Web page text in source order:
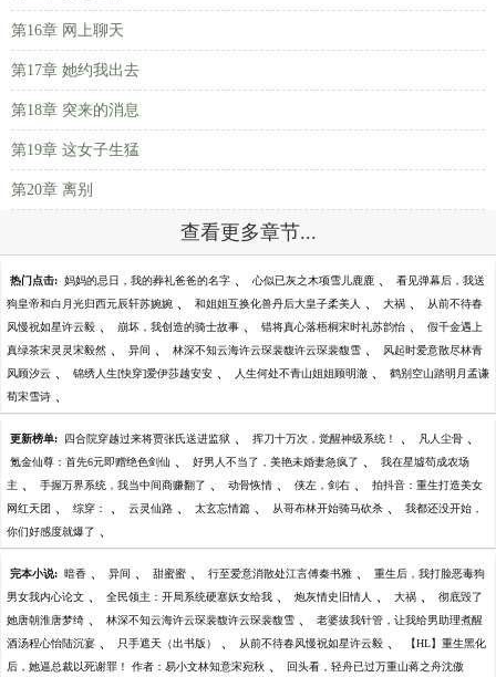
第16章 网上聊天
第17章 她约我出去
第18章 突来的消息
第19章 这女子生猛
第20章 离别
查看更多章节...
热门点击: 妈妈的忌日，我的葬礼爸爸的名字 、 心似已灰之木项雪儿鹿鹿 、 看见弹幕后，我送
狗皇帝和白月光归西元辰轩苏婉婉 、 和姐姐互换化兽丹后大皇子柔美人 、 大祸 、 从前不待春
风慢祝如星许云毅 、 崩坏，我创造的骑士故事 、 错将真心落梧桐宋时礼苏韵怡 、 假千金遇上
真绿茶宋灵灵宋毅然 、 异间 、 林深不知云海许云琛裴馥许云琛裴馥雪 、 风起时爱意散尽林青
风顾汐云 、 锦绣人生[快穿]爱伊莎越安安 、 人生何处不青山姐姐顾明澈 、 鹤别空山踏明月孟谦
荀宋雪诗 、
更新榜单: 四合院穿越过来将贾张氏送进监狱 、 挥刀十万次，觉醒神级系统！ 、 凡人尘骨 、
氪金仙尊：首先6元即赠绝色剑仙 、 好男人不当了，美艳未婚妻急疯了 、 我在星墟苟成农场
主 、 手握万界系统，我当中间商赚翻了 、 动骨恢情 、 侠左，剑右 、 拍抖音：重生打造美女
网红天团 、 综穿： 、 云灵仙路 、 太玄忘情篇 、 从哥布林开始骑马砍杀 、 我都还没开始，
你们好感度就爆了 、
完本小说: 暗香 、 异间 、 甜蜜蜜 、 行至爱意消散处江言傅秦书雅 、 重生后，我打脸恶毒狗
男女我内心论文 、 全民领主：开局系统硬塞妖女给我 、 炮灰情史旧情人 、 大祸 、 彻底毁了
她唐朝淮唐梦绮 、 林深不知云海许云琛裴馥许云琛裴馥雪 、 老婆拔我针管，让我给男助理煮醒
酒汤程心怡陆沉宴 、 只手遮天（出书版） 、 从前不待春风慢祝如星许云毅 、 【HL】重生黑化
后，她逼总裁以死谢罪！ 作者：易小文林知意宋宛秋 、 回头看，轻舟已过万重山蒋之舟沈傲